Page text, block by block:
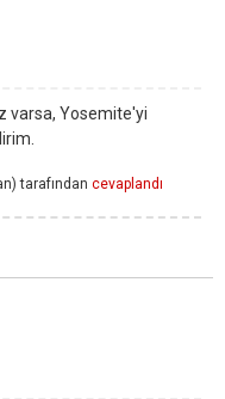
varsa, Yosemite'yi
tarafından cevaplandı